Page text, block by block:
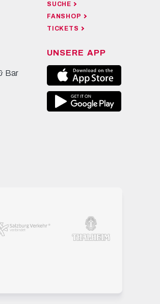
Bar
SUCHE
FANSHOP
TICKETS
UNSERE APP